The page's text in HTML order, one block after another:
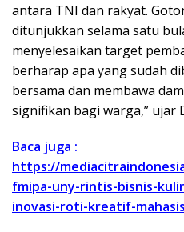
antara TNI dan rakyat.
ditunjukkan selama satu
menyelesaikan target
berharap apa yang sudah
bersama dan membawa
signifikan bagi warga,” ujar
Baca juga :
https://
fmipa-uny-rintis-bisnis-
inovasi-roti-kreatif-